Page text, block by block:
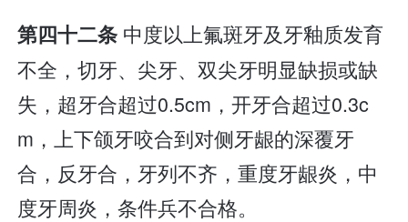
第四十二条 中度以上氟斑牙及牙釉质发育
不全，切牙、尖牙、双尖牙明显缺损或缺
失，超牙合超过0.5cm，开牙合超过0.3c
m，上下颌牙咬合到对侧牙龈的深覆牙
合，反牙合，牙列不齐，重度牙龈炎，中
度牙周炎，条件兵不合格。